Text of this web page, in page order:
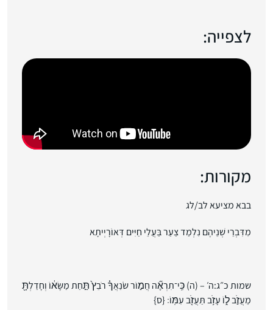
לצפייה:
מקורות:
בבא מציעא לב/לג
מִדִּבְרֵי שְׁנֵיהֶם נִלְמַד צַעַר בַּעֲלֵי חַיִּים דְּאוֹרָיְיתָא
שמות כ״ג:ה׳ –(ה) כִּֽי־תִרְאֶ֞ה חֲמ֣וֹר שֹׂנַאֲךָ֗ רֹבֵץ֙ תַּ֣חַת מַשָּׂא֔וֹ וְחָדַלְתָּ֖
מֵעֲזֹ֣ב ל֑וֹ עָזֹ֥ב תַּעֲזֹ֖ב עִמּֽוֹ׃ {ס}